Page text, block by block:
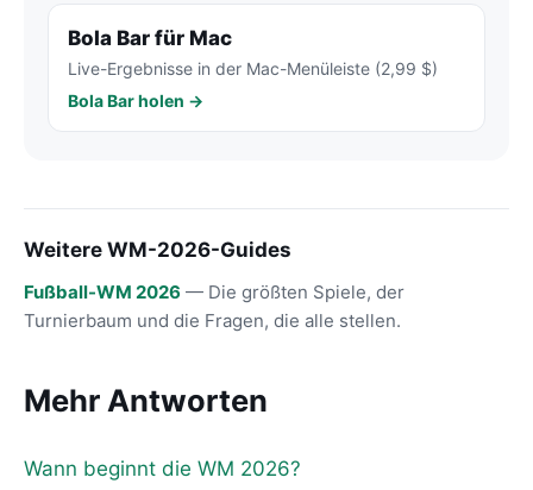
Bola Bar für Mac
Live-Ergebnisse in der Mac-Menüleiste (2,99 $)
Bola Bar holen →
Weitere WM-2026-Guides
Fußball-WM 2026 — Die größten Spiele, der
Turnierbaum und die Fragen, die alle stellen.
Mehr Antworten
Wann beginnt die WM 2026?